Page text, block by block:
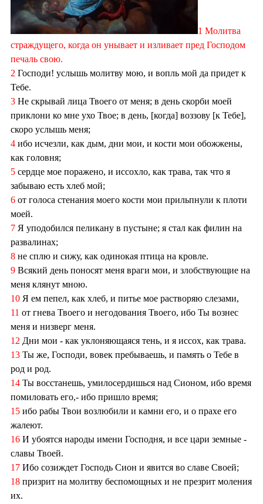
1 Молитва
страждущего, когда он унывает и изливает пред Господом
печаль свою.
2 Господи! услышь молитву мою, и вопль мой да придет к
Тебе.
3 Не скрывай лица Твоего от меня; в день скорби моей
приклони ко мне ухо Твое; в день, [когда] воззову [к Тебе],
скоро услышь меня;
4 ибо исчезли, как дым, дни мои, и кости мои обожжены,
как головня;
5 сердце мое поражено, и иссохло, как трава, так что я
забываю есть хлеб мой;
6 от голоса стенания моего кости мои прильпнули к плоти
моей.
7 Я уподобился пеликану в пустыне; я стал как филин на
развалинах;
8 не сплю и сижу, как одинокая птица на кровле.
9 Всякий день поносят меня враги мои, и злобствующие на
меня клянут мною.
10 Я ем пепел, как хлеб, и питье мое растворяю слезами,
11 от гнева Твоего и негодования Твоего, ибо Ты вознес
меня и низверг меня.
12 Дни мои - как уклоняющаяся тень, и я иссох, как трава.
13 Ты же, Господи, вовек пребываешь, и память о Тебе в
род и род.
14 Ты восстанешь, умилосердишься над Сионом, ибо время
помиловать его,- ибо пришло время;
15 ибо рабы Твои возлюбили и камни его, и о прахе его
жалеют.
16 И убоятся народы имени Господня, и все цари земные -
славы Твоей.
17 Ибо созиждет Господь Сион и явится во славе Своей;
18 призрит на молитву беспомощных и не презрит моления
их.